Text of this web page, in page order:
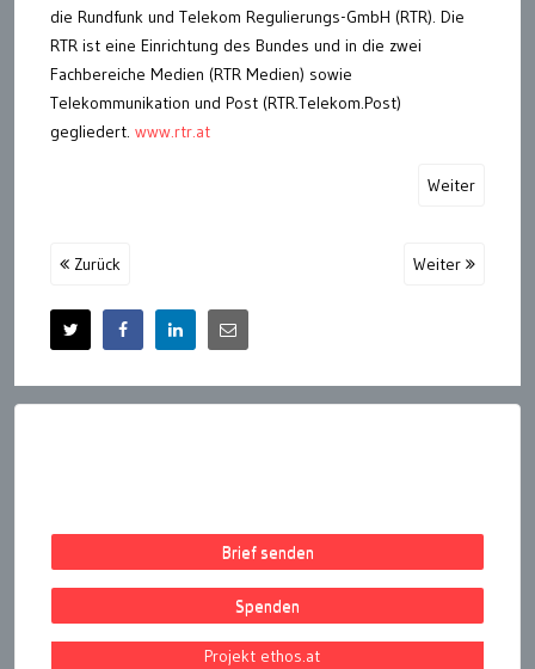
die Rundfunk und Telekom Regulierungs-GmbH (RTR). Die
RTR ist eine Einrichtung des Bundes und in die zwei
Fachbereiche Medien (RTR Medien) sowie
Telekommunikation und Post (RTR.Telekom.Post)
gegliedert. www.rtr.at
Weiter
Zurück Weiter
Brief senden
Spenden
Projekt ethos.at